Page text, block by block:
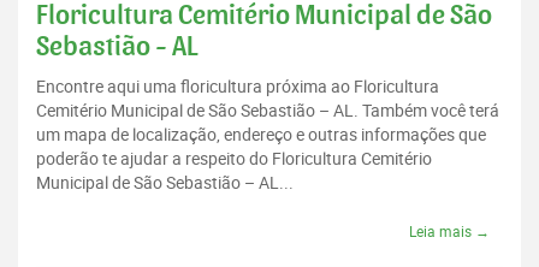
Floricultura Cemitério Municipal de São
Sebastião - AL
Encontre aqui uma floricultura próxima ao Floricultura
Cemitério Municipal de São Sebastião – AL. Também você terá
um mapa de localização, endereço e outras informações que
poderão te ajudar a respeito do Floricultura Cemitério
Municipal de São Sebastião – AL...
Leia mais →